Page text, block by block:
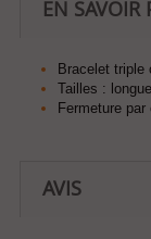
EN SAVOIR
Bracelet triple
Tailles :
Fermeture par
AVIS